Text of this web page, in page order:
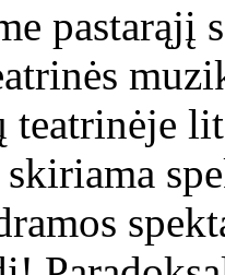
pastarąjį
teatrinėje
skiriama